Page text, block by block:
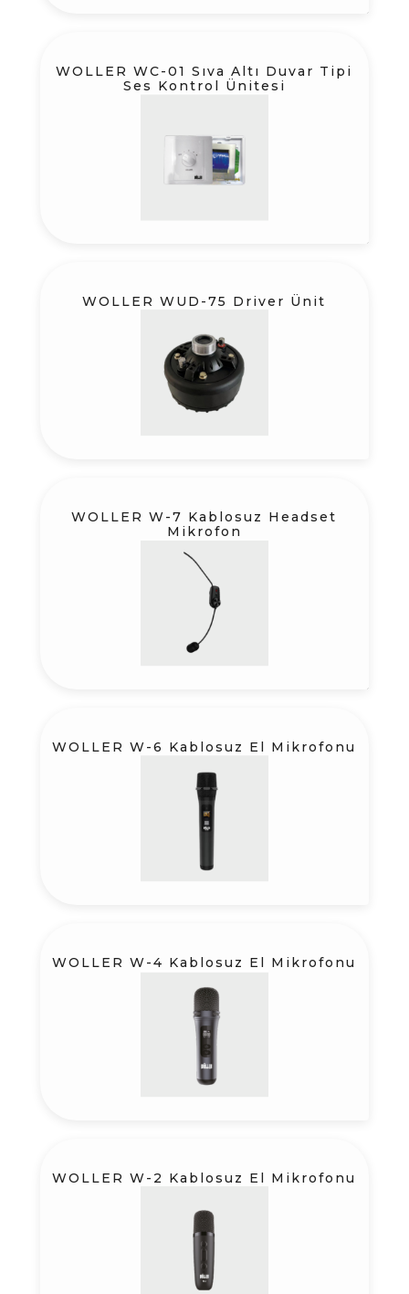
WOLLER WC-01 Sıva Altı Duvar Tipi
Ses Kontrol Ünitesi
WOLLER WUD-75 Driver Ünit
WOLLER W-7 Kablosuz Headset
Mikrofon
WOLLER W-6 Kablosuz El Mikrofonu
WOLLER W-4 Kablosuz El Mikrofonu
WOLLER W-2 Kablosuz El Mikrofonu